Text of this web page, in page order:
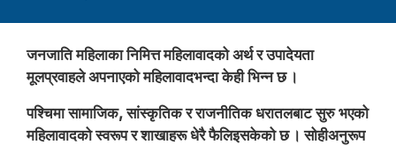
जनजाति महिलाका निमित्त महिलावादको अर्थ र उपादेयता
मूलप्रवाहले अपनाएको महिलावादभन्दा केही भिन्न छ ।
पश्चिमा सामाजिक, सांस्कृतिक र राजनीतिक धरातलबाट सुरु भएको
महिलावादको स्वरूप र शाखाहरू धेरै फैलिइसकेको छ । सोहीअनुरूप